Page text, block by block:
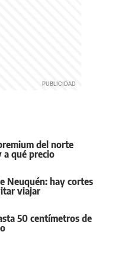
del norte
a qué precio
Neuquén: hay cortes
viajar
50 centímetros de